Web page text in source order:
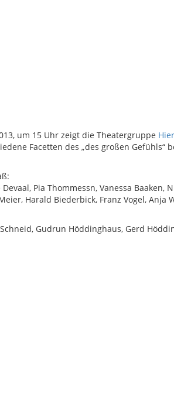
um 15 Uhr zeigt die Theatergruppe
Facetten des „des großen Gefühls“
Devaal, Pia Thommessn, Vanessa
Harald Biederbick, Franz Vogel, Anja
Gudrun Höddinghaus, Gerd